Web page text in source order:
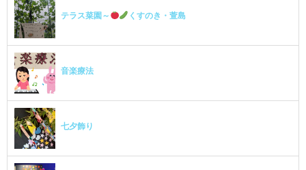
テラス菜園～ くすのき・萱島
音楽療法
七夕飾り